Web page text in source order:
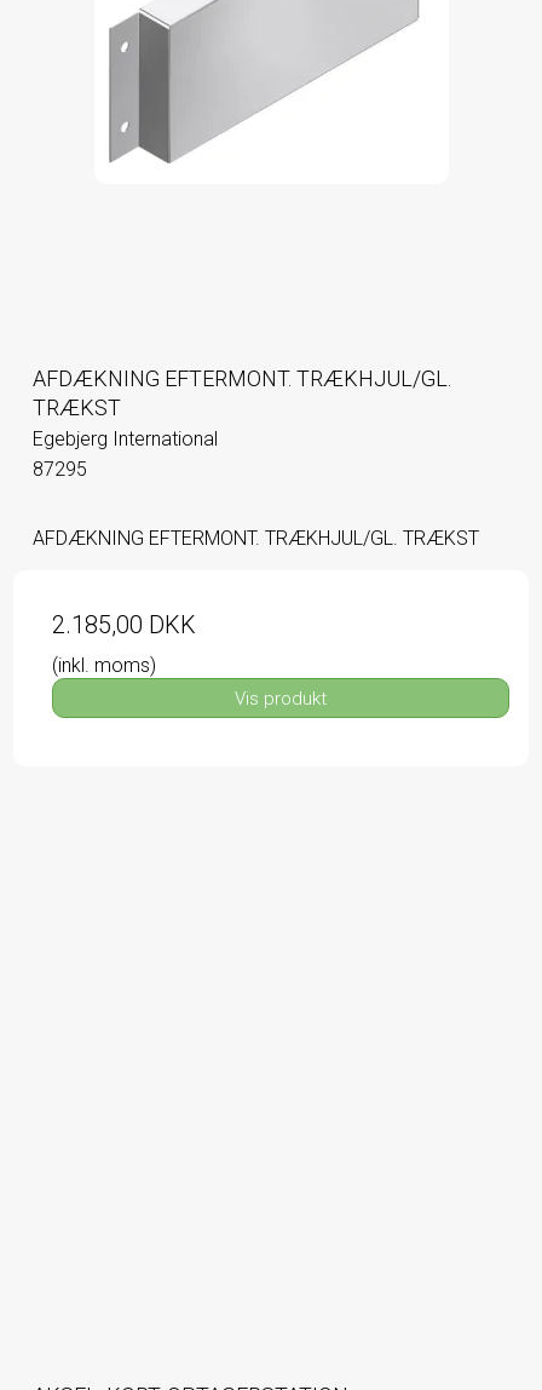
AFDÆKNING EFTERMONT. TRÆKHJUL/GL.
TRÆKST
Egebjerg International
87295
AFDÆKNING EFTERMONT. TRÆKHJUL/GL. TRÆKST
2.185,00 DKK
(inkl. moms)
Vis produkt